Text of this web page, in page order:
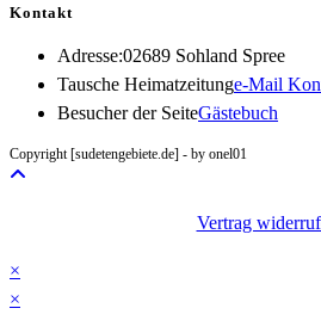
Kontakt
Adresse:02689 Sohland Spree
Tausche Heimatzeitunge-Mail
Besucher der SeiteGästebuch
Copyright [sudetengebiete.de] - by onel01
Vertrag
×
×